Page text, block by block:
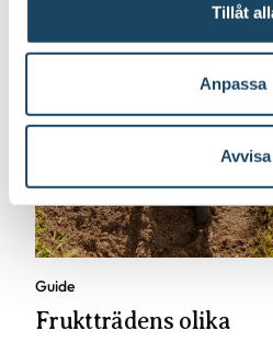
Tillåt
Anpassa
Avvisa
Guide
Fruktträdens olika